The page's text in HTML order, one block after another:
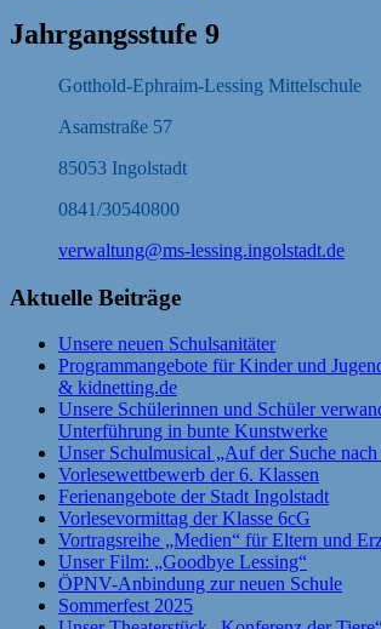
Jahrgangsstufe 9
Gotthold-Ephraim-Lessing Mittelschule
Asamstraße 57
85053 Ingolstadt
0841/30540800
verwaltung@ms-lessing.ingolstadt.de
Aktuelle Beiträge
Unsere neuen Schulsanitäter
Programmangebote für Kinder und
& kidnetting.de
Unsere Schülerinnen und Schüler
Unterführung in bunte Kunstwerke
Unser Schulmusical „Auf der Suche
Vorlesewettbewerb der 6. Klassen
Ferienangebote der Stadt Ingolstadt
Vorlesevormittag der Klasse 6cG
Vortragsreihe „Medien“ für Eltern und
Unser Film: „Goodbye Lessing“
ÖPNV-Anbindung zur neuen Schule
Sommerfest 2025